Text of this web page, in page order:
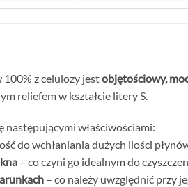
z celulozy jestobjętościowy,
reliefem w kształcie litery S.
następującymi właściwościami:
do wchłaniania dużych ilości
– co czyni go idealnym do
– co należy uwzględnić przy